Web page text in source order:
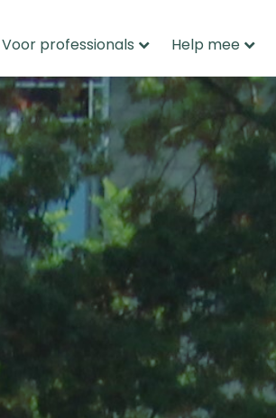
Voor professionals Help mee